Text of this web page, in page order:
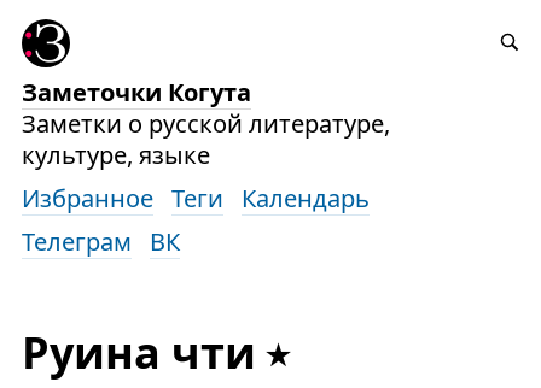
Заметочки Когута
Заметки о русской литературе,
культуре, языке
Избранное Теги
Календарь
Телеграм
ВК
Руина чти